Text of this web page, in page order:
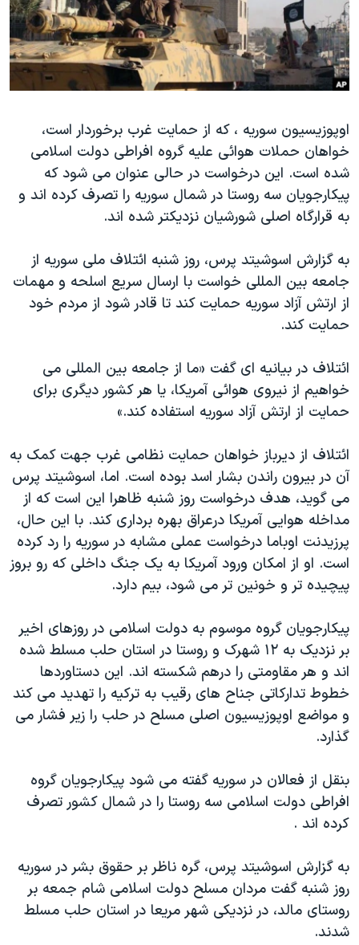
فرهنگ و زندگی
حقوق شهروندی
اقتصادی
اسرائیل در جنگ
گالری عکس
آرشیو پخش زنده
مستندها
انتخابات ریاست جمهوری آمریکا ۲۰۲۴
حمله جمهوری اسلامی به اسرائیل
ورزش زنان در ایران
اعتراضات زن، زندگی، آزادی
مجموعه مستندهای دادخواهی
تریبونال مردمی آبان ۹۸
چهل سال گروگان‌گیری
قانون شفافیت دارائی کادر رهبری ایران
اعتراضات مردمی آبان ۹۸
اسرائیل در جنگ
نرگس محمدی برنده جایزه نوبل صلح
همایش محافظه‌کاران آمریکا «سی‌پک»
صفحه‌های ویژه
سفر پرزیدنت ترامپ به چین
دنبال کنید
زبانهای مختلف
اوپوزیسیون سوریه ، که از حمایت غرب برخوردار است،
خواهان حملات هوائی علیه گروه افراطی دولت اسلامی
شده است. این درخواست در حالی عنوان می شود که
پیکارجویان سه روستا در شمال سوریه را تصرف کرده اند و
به قرارگاه اصلی شورشیان نزدیکتر شده اند.
به گزارش اسوشیتد پرس، روز شنبه ائتلاف ملی سوریه از
جامعه بین المللی خواست با ارسال سریع اسلحه و مهمات
از ارتش آزاد سوریه حمایت کند تا قادر شود از مردم خود
حمایت کند.
ائتلاف در بیانیه ای گفت «ما از جامعه بین المللی می
خواهیم از نیروی هوائی آمریکا، یا هر کشور دیگری برای
حمایت از ارتش آزاد سوریه استفاده کند.»
ائتلاف از دیرباز خواهان حمایت نظامی غرب جهت کمک به
آن در بیرون راندن بشار اسد بوده است. اما، اسوشیتد پرس
می گوید، هدف درخواست روز شنبه ظاهرا این است که از
مداخله هوایی آمریکا درعراق بهره برداری کند. با این حال،
پرزیدنت اوباما درخواست عملی مشابه در سوریه را رد کرده
است. او از امکان ورود آمریکا به یک جنگ داخلی که رو بروز
پیچیده تر و خونین تر می شود، بیم دارد.
پیکارجویان گروه موسوم به دولت اسلامی در روزهای اخیر
بر نزدیک به ۱۲ شهرک و روستا در استان حلب مسلط شده
اند و هر مقاومتی را درهم شکسته اند. این دستاوردها
خطوط تدارکاتی جناح های رقیب به ترکیه را تهدید می کند
و مواضع اوپوزیسیون اصلی مسلح در حلب را زیر فشار می
گذارد.
بنقل از فعالان در سوریه گفته می شود پیکارجویان گروه
افراطی دولت اسلامی سه روستا را در شمال کشور تصرف
کرده اند .
به گزارش اسوشیتد پرس، گره ناظر بر حقوق بشر در سوریه
روز شنبه گفت مردان مسلح دولت اسلامی شام جمعه بر
روستای مالد، در نزدیکی شهر مریعا در استان حلب مسلط
شدند.